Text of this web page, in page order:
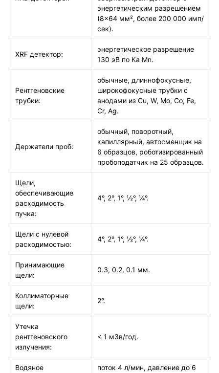
энергетическим разрешением
(8×64 мм², более 200 000 имп/
сек).
XRF детектор:
энергетическое разрешение
130 эВ по Кa Мn.
Рентгеновские
трубки:
обычные, длиннофокусные,
широкофокусные трубки с
анодами из Cu, W, Mo, Co, Fe,
Cr, Ag.
Держатели проб:
обычный, поворотный,
капиллярный, автосменщик на
6 образцов, роботизированный
пробоподатчик на 25 образцов.
Щели,
обеспечивающие
расходимость
пучка:
4°, 2°, 1°, ½°, ¼°.
Щели с нулевой
расходимостью:
4°, 2°, 1°, ½°, ¼°.
Принимающие
щели:
0.3, 0.2, 0.1 мм.
Коллиматорные
щели:
2°.
Утечка
рентгеновского
излучения:
< 1 мЗв/год.
Водяное
поток 4 л/мин, давление до 6